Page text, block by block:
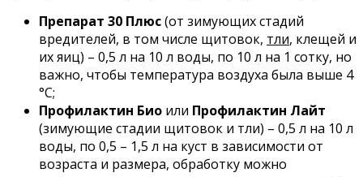
Препарат 30 Плюс(от зимующих стадий
вредителей, в том числе щитовок, тли, клещей и
их яиц) – 0,5 л на 10 л воды, по 10 л на 1 сотку, но
важно, чтобы температура воздуха была выше 4
°С;
Профилактин Био или Профилактин Лайт
(зимующие стадии щитовок и тли) – 0,5 л на 10 л
воды, по 0,5 – 1,5 л на куст в зависимости от
возраста и размера, обработку можно